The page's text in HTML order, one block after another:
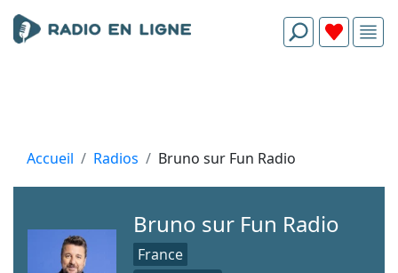
Accueil Radios Bruno sur Fun Radio
Bruno sur Fun Radio
France